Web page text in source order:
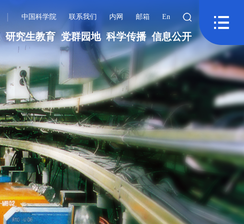
| 中国科学院 联系我们 内网 邮箱 En
研究生教育 党群园地 科学传播 信息公开